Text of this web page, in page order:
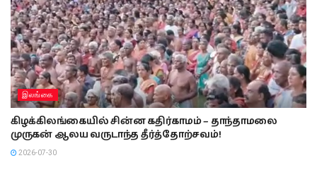
இலங்கை
கிழக்கிலங்கையில் சின்ன கதிர்காமம் – தாந்தாமலை
முருகன் ஆலய வருடாந்த தீர்த்தோற்சவம்!
2026-07-30